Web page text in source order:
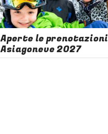
Aperte le prenotazioni
Asiagoneve 2027